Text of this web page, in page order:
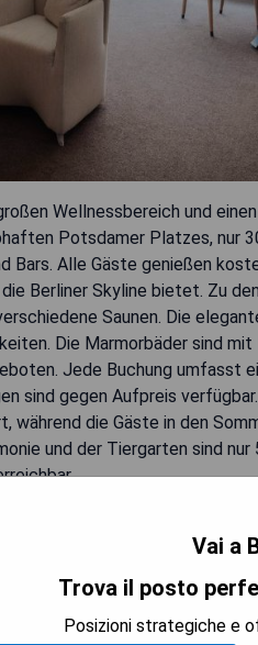
Wellnessbereich und
Potsdamer Platzes, nur
Alle Gäste genießen
Berliner Skyline bietet. Zu
Saunen. Die
Die Marmorbäder sind
Jede Buchung umfasst
sind gegen Aufpreis
während die Gäste in den
und der Tiergarten sind
Vai a
Trova il posto
Posizioni strategiche e